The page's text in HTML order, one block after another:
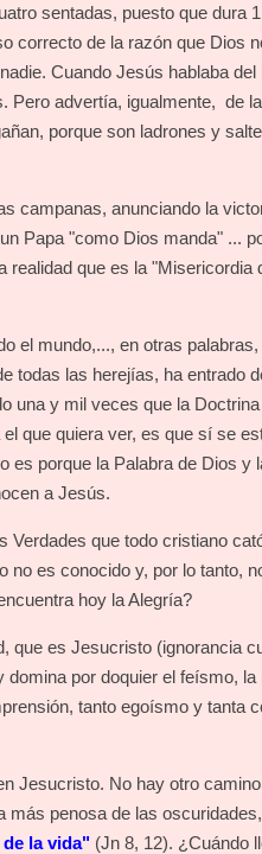
sentadas, puesto que dura
correcto de la razón que Dios
Cuando Jesús hablaba
Pero advertía, igualmente, de
porque son ladrones y
campanas, anunciando la
Papa "como Dios manda" ...
realidad que es la "Misericordia
el mundo,..., en otras
todas las herejías, ha entrado
una y mil veces que la
que quiera ver, es que sí se
es porque la Palabra de Dios y
a Jesús.
que todo cristiano
es conocido y, por lo tanto,
hoy la Alegría?
que es Jesucristo (ignorancia
por doquier el feísmo,
tanto egoísmo y tanta
Jesucristo. No hay otro
penosa de las
la vida" (Jn 8, 12). ¿Cuándo